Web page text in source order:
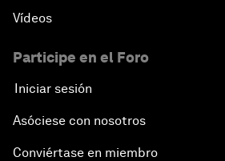
Vídeos
Participe en el Foro
Iniciar sesión
Asóciese con nosotros
Conviértase en miembro